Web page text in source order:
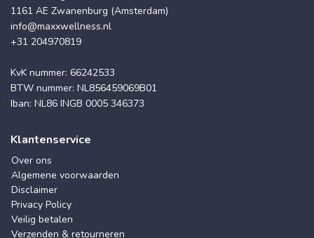
1161 AE Zwanenburg (Amsterdam)
info@maxxwellness.nl
+31 204970819
KvK nummer: 66242533
BTW nummer: NL856459069B01
Iban: NL86 INGB 0005 346373
Klantenservice
Over ons
Algemene voorwaarden
Disclaimer
Privacy Policy
Veilig betalen
Verzenden & retourneren